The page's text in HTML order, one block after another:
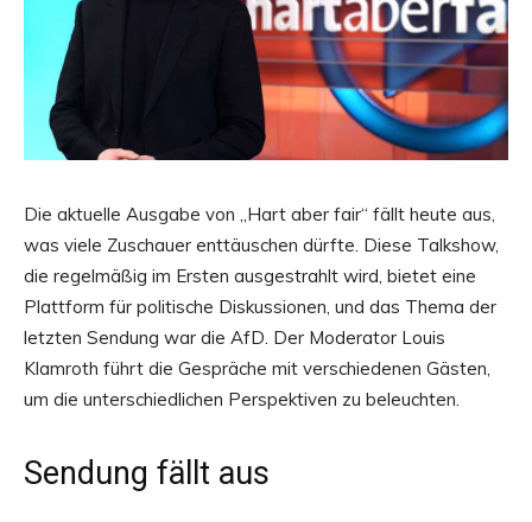
Die aktuelle Ausgabe von „Hart aber fair“ fällt heute aus,
was viele Zuschauer enttäuschen dürfte. Diese Talkshow,
die regelmäßig im Ersten ausgestrahlt wird, bietet eine
Plattform für politische Diskussionen, und das Thema der
letzten Sendung war die AfD. Der Moderator Louis
Klamroth führt die Gespräche mit verschiedenen Gästen,
um die unterschiedlichen Perspektiven zu beleuchten.
Sendung fällt aus